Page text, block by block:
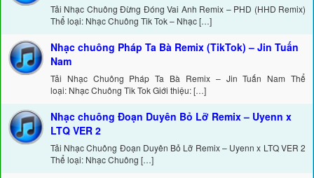
Tải Nhạc Chuông Đừng Đóng Vai Anh Remix – PHD (HHD Remix)
Thể loại: Nhạc Chuông Tik Tok – Nhạc […]
Nhạc chuông Pháp Ta Bà Remix (TikTok) – Jin Tuấn
Nam
Tải Nhạc Chuông Pháp Ta Bà Remix – Jin Tuấn Nam Thể
loại: Nhạc Chuông Tik Tok Giới thiệu: […]
Nhạc chuông Đoạn Duyên Bỏ Lỡ Remix – Uyenn x
LTQ VER 2
Tải Nhạc Chuông Đoạn Duyên Bỏ Lỡ Remix – Uyenn x LTQ VER 2
Thể loại: Nhạc Chuông […]